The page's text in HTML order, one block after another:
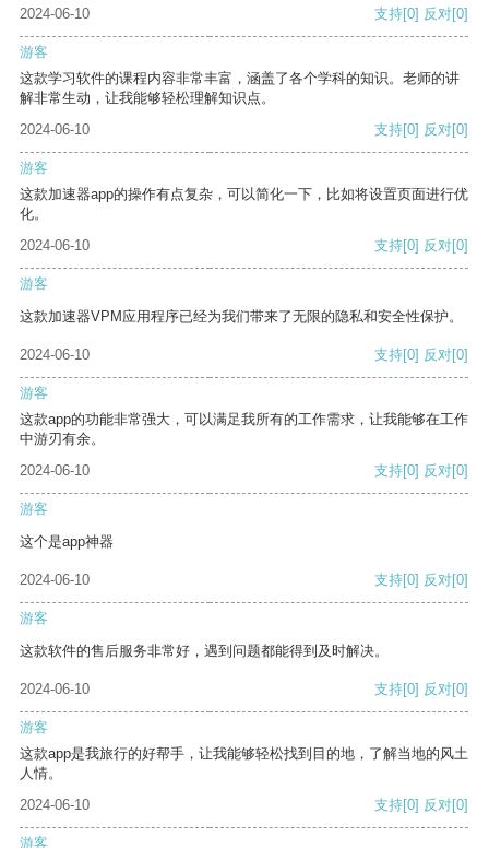
2024-06-10 支持[0] 反对[0]
游客
这款学习软件的课程内容非常丰富，涵盖了各个学科的知识。老师的讲
解非常生动，让我能够轻松理解知识点。
2024-06-10
支持[0] 反对[0]
游客
这款加速器app的操作有点复杂，可以简化一下，比如将设置页面进行优
化。
2024-06-10
支持[0] 反对[0]
游客
这款加速器VPM应用程序已经为我们带来了无限的隐私和安全性保护。
2024-06-10 支持[0] 反对[0]
游客
这款app的功能非常强大，可以满足我所有的工作需求，让我能够在工作
中游刃有余。
2024-06-10
支持[0] 反对[0]
游客
这个是app神器
2024-06-10 支持[0] 反对[0]
游客
这款软件的售后服务非常好，遇到问题都能得到及时解决。
2024-06-10 支持[0] 反对[0]
游客
这款app是我旅行的好帮手，让我能够轻松找到目的地，了解当地的风土
人情。
2024-06-10
支持[0] 反对[0]
游客